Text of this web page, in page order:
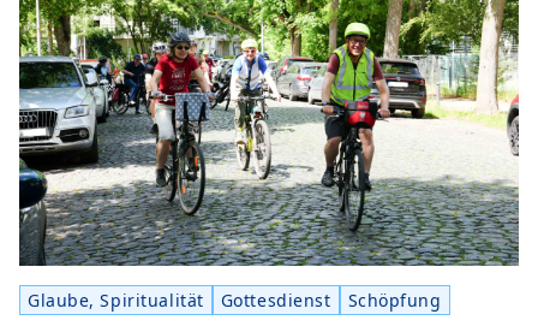
Glaube, Spiritualität Gottesdienst Schöpfung